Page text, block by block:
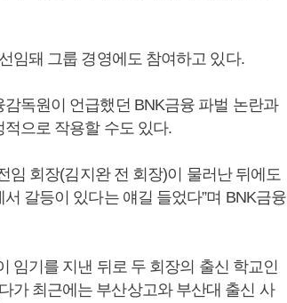
임돼 그룹 경영에도 참여하고 있다.
독원이 언급했던 BNK금융 파벌 논란과
으로 작용할 수도 있다.
임 회장(김지완 전 회장)이 물러난 뒤에도
갈등이 있다는 얘길 들었다”며 BNK금융
임기를 지낸 뒤로 두 회장의 출신 학교인
가 최근에는 부산상고와 부산대 출신 사